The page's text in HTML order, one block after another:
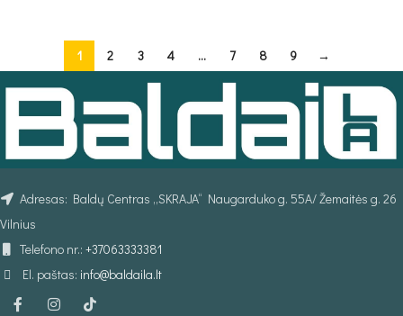
1 2 3 4 … 7 8 9 →
Adresas: Baldų Centras „SKRAJA“ Naugarduko g. 55A/ Žemaitės g. 26
Vilnius
Telefono nr.: +37063333381
El. paštas: info@baldaila.lt